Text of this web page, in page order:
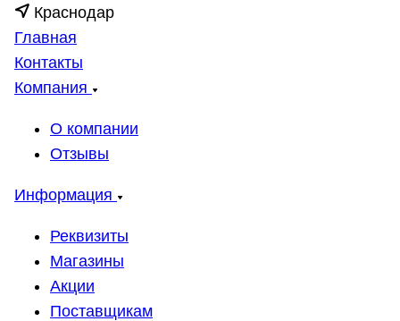
Краснодар
Главная
Контакты
Компания
О компании
Отзывы
Информация
Реквизиты
Магазины
Акции
Поставщикам